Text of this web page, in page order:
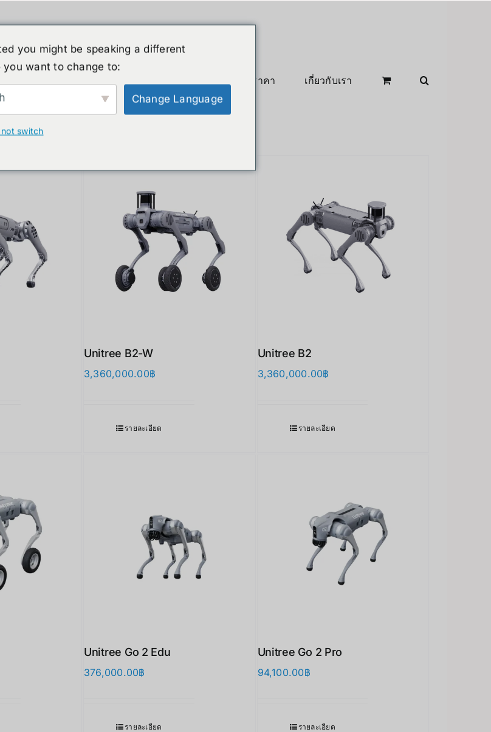
สินค้าลดราคา เกี่ยวกับเรา
Unitree B2-W
3,360,000.00฿
รายละเอียด
Unitree B2
3,360,000.00฿
รายละเอียด
Unitree Go 2 Edu
376,000.00฿
รายละเอียด
Unitree Go 2 Pro
94,100.00฿
รายละเอียด
you might be speaking a different
you want to change to:
Change Language
switch